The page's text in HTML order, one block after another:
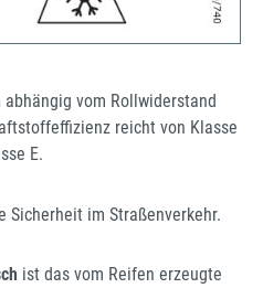
abhängig vom Rollwiderstand
reicht von Klasse
E.
Sicherheit im Straßenverkehr.
ist das vom Reifen erzeugte